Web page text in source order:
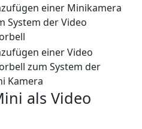
einer Minikamera
System der Video
einer Video
zum System der
Kamera
als Video